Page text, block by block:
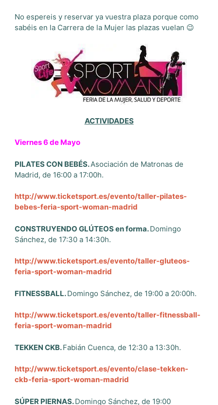
No espereis y reservar ya vuestra plaza porque como
sabéis en la Carrera de la Mujer las plazas vuelan 😉
ACTIVIDADES
Viernes 6 de Mayo
PILATES CON BEBÉS.Asociación de Matronas de
Madrid, de 16:00 a 17:00h.
http://www.ticketsport.es/evento/taller-pilates-
bebes-feria-sport-woman-madrid
CONSTRUYENDO GLÚTEOS en forma.Domingo
Sánchez, de 17:30 a 14:30h.
http://www.ticketsport.es/evento/taller-gluteos-
feria-sport-woman-madrid
FITNESSBALL.Domingo Sánchez, de 19:00 a 20:00h.
http://www.ticketsport.es/evento/taller-fitnessball-
feria-sport-woman-madrid
TEKKEN CKB.Fabián Cuenca, de 12:30 a 13:30h.
http://www.ticketsport.es/evento/clase-tekken-
ckb-feria-sport-woman-madrid
SÚPER PIERNAS.Domingo Sánchez, de 19:00